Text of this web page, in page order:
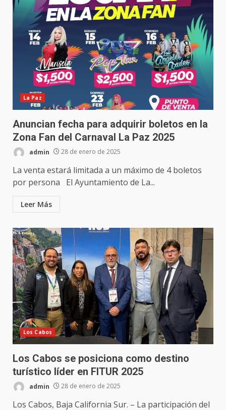
La Paz
Anuncian fecha para adquirir boletos en la
Zona Fan del Carnaval La Paz 2025
admin 28 de enero de 2025
La venta estará limitada a un máximo de 4 boletos
por persona El Ayuntamiento de La...
Leer Más
Los Cabos
Los Cabos se posiciona como destino
turístico líder en FITUR 2025
admin 28 de enero de 2025
Los Cabos, Baja California Sur. – La participación del